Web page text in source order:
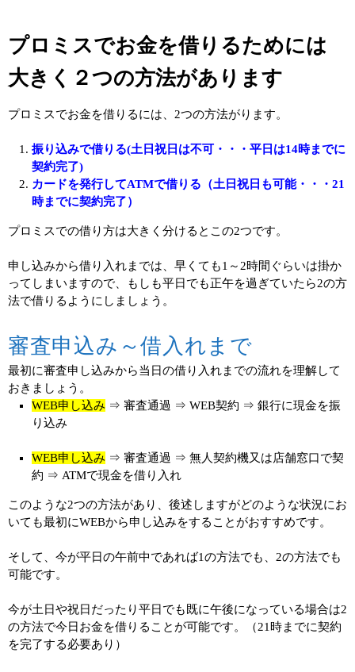
プロミスでお金を借りるためには
大きく２つの方法があります
プロミスでお金を借りるには、2つの方法がります。
振り込みで借りる(土日祝日は不可・・・平日は14時までに
契約完了)
カードを発行してATMで借りる（土日祝日も可能・・・21
時までに契約完了）
プロミスでの借り方は大きく分けるとこの2つです。
申し込みから借り入れまでは、早くても1～2時間ぐらいは掛か
ってしまいますので、もしも平日でも正午を過ぎていたら2の方
法で借りるようにしましょう。
審査申込み～借入れまで
最初に審査申し込みから当日の借り入れまでの流れを理解して
おきましょう。
WEB申し込み ⇒ 審査通過 ⇒ WEB契約 ⇒ 銀行に現金を振
り込み
WEB申し込み ⇒ 審査通過 ⇒ 無人契約機又は店舗窓口で契
約 ⇒ ATMで現金を借り入れ
このような2つの方法があり、後述しますがどのような状況にお
いても最初にWEBから申し込みをすることがおすすめです。
そして、今が平日の午前中であれば1の方法でも、2の方法でも
可能です。
今が土日や祝日だったり平日でも既に午後になっている場合は2
の方法で今日お金を借りることが可能です。（21時までに契約
を完了する必要あり）